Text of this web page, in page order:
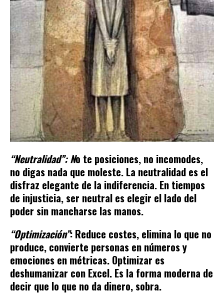
“Neutralidad”:No te posiciones, no incomodes,
no digas nada que moleste. La neutralidad es el
disfraz elegante de la indiferencia. En tiempos
de injusticia, ser neutral es elegir el lado del
poder sin mancharse las manos.
“Optimización”: Reduce costes, elimina lo que no
produce, convierte personas en números y
emociones en métricas. Optimizar es
deshumanizar con Excel. Es la forma moderna de
decir que lo que no da dinero, sobra.